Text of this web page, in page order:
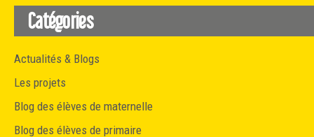
Catégories
Actualités & Blogs
Les projets
Blog des élèves de maternelle
Blog des élèves de primaire